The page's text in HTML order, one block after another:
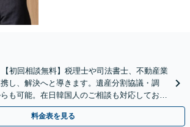
【初回相談無料】税理士や司法書士、不動産業
し、解決へと導きます。遺産分割協議・調
も可能。在日韓国人のご相談も対応しており
】【京都市役所前駅5分】
料金表を見る